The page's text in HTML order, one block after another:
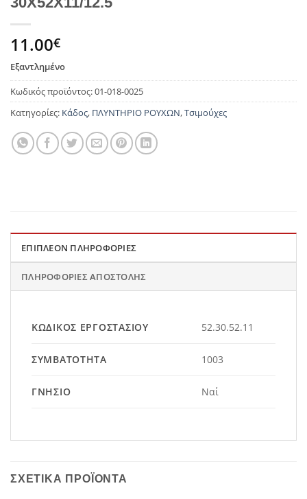
11.00€
Εξαντλημένο
Κωδικός προϊόντος:01-018-0025
Κατηγορίες: Κάδος, ΠΛΥΝΤΗΡΙΟ ΡΟΥΧΩΝ,Τσιμούχες
ΕΠΙΠΛΈΟΝ ΠΛΗΡΟΦΟΡΊΕΣ
ΠΛΗΡΟΦΟΡΊΕΣ ΑΠΟΣΤΟΛΉΣ
ΚΩΔΙΚΌΣ ΕΡΓΟΣΤΑΣΊΟΥ 52.30.52.11
ΣΥΜΒΑΤΌΤΗΤΑ 1003
ΓΝΉΣΙΟ Ναί
ΣΧΕΤΙΚΆ ΠΡΟΪΌΝΤΑ